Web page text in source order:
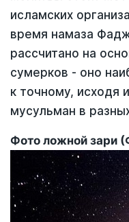
исламских
время намаза
рассчитано на
сумерков - оно
к точному, исходя
мусульман в
Фото ложной зари